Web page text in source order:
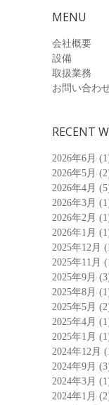
MENU
会社概要
設備
取扱業務
お問い合わ
RECENT
2026年6月
2026年5月
2026年4月
2026年3月
2026年2月
2026年1月
2025年12月
2025年11月
2025年9月
2025年8月
2025年5月
2025年4月
2025年1月
2024年12月
2024年9月
2024年3月
2024年1月